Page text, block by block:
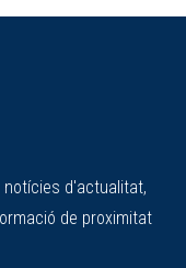
notícies d'actualitat,
de proximitat